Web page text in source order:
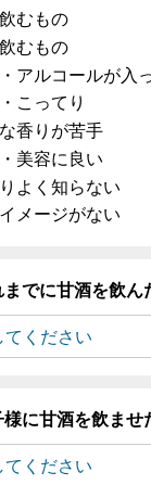
むもの
むもの
アルコールが入
こってり
香りが苦手
美容に良い
よく知らない
メージがない
までに甘酒を飲ん
様に甘酒を飲ませ